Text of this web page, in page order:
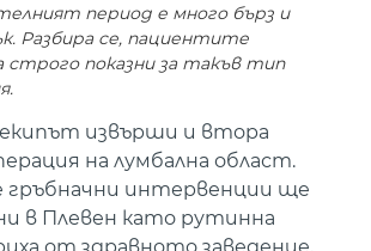
период е много бърз и
Разбира се, пациентите
строго показни за такъв тип
екипът извърши и втора
на лумбална област.
гръбначни интервенции ще
в Плевен като рутинна